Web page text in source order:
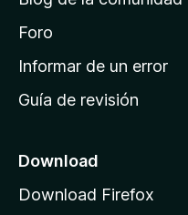
e
i
n
c
o
e
Foro
Informar de un error
Guía de revisión
Download
Download Firefox